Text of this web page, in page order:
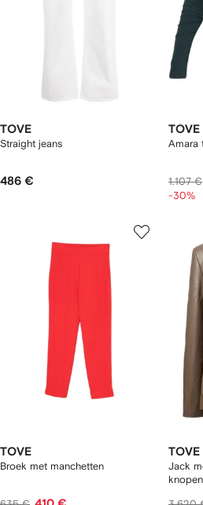
TOVE
Straight jeans
486 €
TOVE
Amara
1.107 €
-30%
TOVE
Broek met manchetten
TOVE
Jack
knopen